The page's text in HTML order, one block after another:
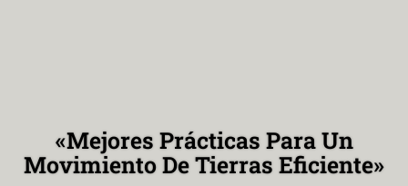
«Mejores Prácticas Para Un
Movimiento De Tierras Eficiente»